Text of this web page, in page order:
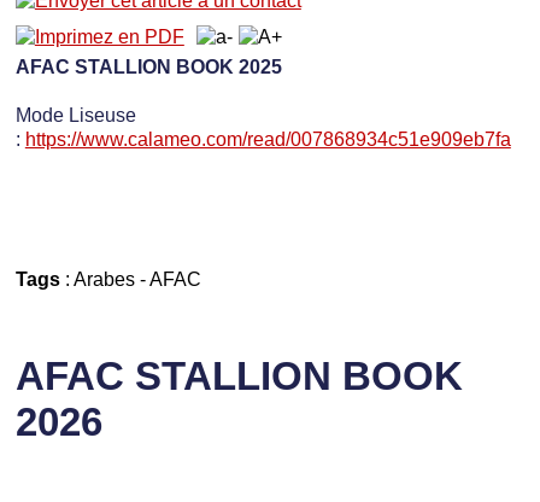
AFAC STALLION BOOK 2025
Mode Liseuse
: https://www.calameo.com/read/007868934c51e909eb7fa
Tags: Arabes-AFAC
AFAC STALLION BOOK
2026